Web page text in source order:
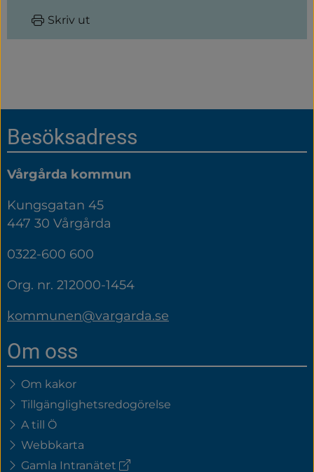
Skriv ut
Sidfot
Besöksadress
Vårgårda kommun
Kungsgatan 45
447 30 Vårgårda
0322-600 600
Org. nr. 212000-1454
kommunen@vargarda.se
Om oss
Om kakor
Tillgänglighetsredogörelse
A till Ö
Webbkarta
Gamla Intranätet (extern